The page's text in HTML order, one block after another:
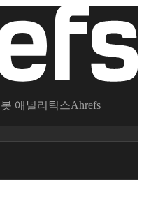
봇 애널리틱스Ahrefs